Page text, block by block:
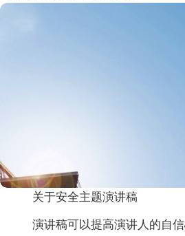
关于安全主题演讲稿
演讲稿可以提高演讲人的自